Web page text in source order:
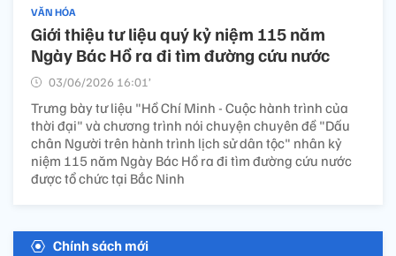
VĂN HÓA
Giới thiệu tư liệu quý kỷ niệm 115 năm
Ngày Bác Hồ ra đi tìm đường cứu nước
03/06/2026 16:01’
Trưng bày tư liệu "Hồ Chí Minh - Cuộc hành trình của
thời đại" và chương trình nói chuyện chuyên đề "Dấu
chân Người trên hành trình lịch sử dân tộc" nhân kỷ
niệm 115 năm Ngày Bác Hồ ra đi tìm đường cứu nước
được tổ chức tại Bắc Ninh
Chính sách mới